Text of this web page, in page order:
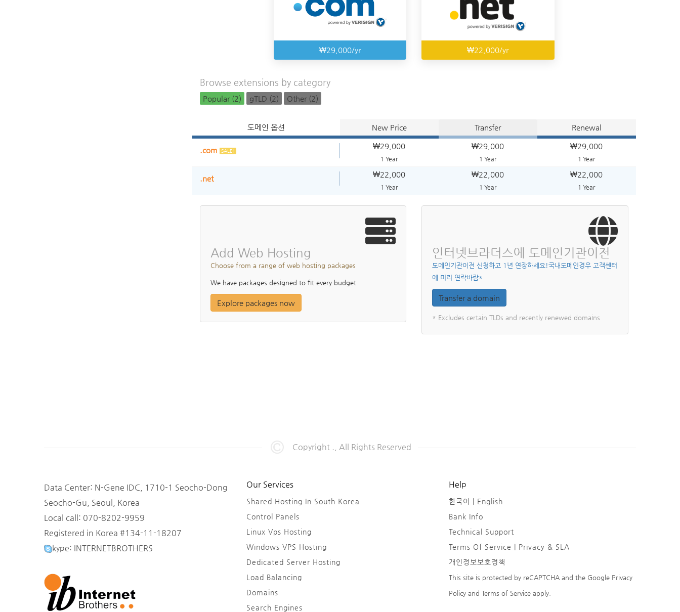
₩29,000/yr ₩22,000/yr
Browse extensions by category
Popular (2) gTLD (2) Other (2)
도메인 옵션 New Price Transfer Renewal
.com SALE!
₩29,000
1 Year
₩29,000
1 Year
₩29,000
1 Year
.net ₩22,000
1 Year
₩22,000
1 Year
₩22,000
1 Year
Add Web Hosting
Choose from a range of web hosting packages
We have packages designed to fit every budget
Explore packages now
인터넷브라더스에 도메인기관이전
도메인기관이전 신청하고 1년 연장하세요!국내도메인경우 고객센터
에 미리 연락바람*
Transfer a domain
* Excludes certain TLDs and recently renewed domains
Copyright ., All Rights Reserved
Data Center: N-Gene IDC, 1710-1 Seocho-Dong
Seocho-Gu, Seoul, Korea
Local call: 070-8202-9959
Registered in Korea #134-11-18207
kype: INTERNETBROTHERS
Our Services
Shared Hosting In South Korea
Control Panels
Linux Vps Hosting
Windows VPS Hosting
Dedicated Server Hosting
Load Balancing
Domains
Search Engines
Help
한국어 | English
Bank Info
Technical Support
Terms Of Service | Privacy & SLA
개인정보보호정책
This site is protected by reCAPTCHA and the Google Privacy
Policy and Terms of Service apply.